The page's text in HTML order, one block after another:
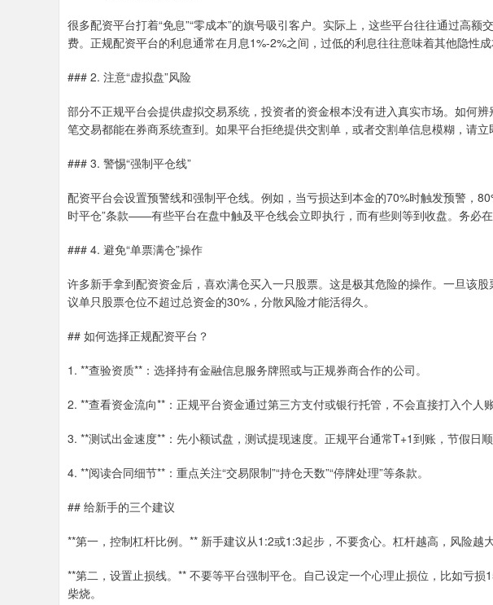
很多配资平台打着“免息”“零成本”的旗号吸引客户。实际上，这些平台往往通过高
费。正规配资平台的利息通常在月息1%-2%之间，过低的利息往往意味着其他隐性成
### 2. 注意“虚拟盘”风险
部分不正规平台会提供虚拟交易系统，投资者的资金根本没有进入真实市场。如何
笔交易都能在券商系统查到。如果平台拒绝提供交割单，或者交割单信息模糊，请立
### 3. 警惕“强制平仓线”
配资平台会设置预警线和强制平仓线。例如，当亏损达到本金的70%时触发预警，
时平仓”条款——有些平台在盘中触及平仓线会立即执行，而有些则等到收盘。务必在
### 4. 避免“单票满仓”操作
许多新手拿到配资资金后，喜欢满仓买入一只股票。这是极其危险的操作。一旦该
议单只股票仓位不超过总资金的30%，分散风险才能活得久。
## 如何选择正规配资平台？
1. **查验资质**：选择持有金融信息服务牌照或与正规券商合作的公司。
2. **查看资金流向**：正规平台资金通过第三方支付或银行托管，不会直接打入个人账
3. **测试出金速度**：先小额试盘，测试提现速度。正规平台通常T+1到账，节假日顺
4. **阅读合同细节**：重点关注“交易限制”“持仓天数”“停牌处理”等条款。
## 给新手的三个建议
**第一，控制杠杆比例。** 新手建议从1:2或1:3起步，不要贪心。杠杆越高，风险越
**第二，设置止损线。** 不要等平台强制平仓。自己设定一个心理止损位，比如亏
柴烧。